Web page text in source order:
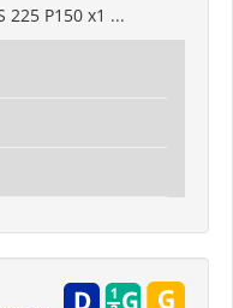
225 P150 x1 ...